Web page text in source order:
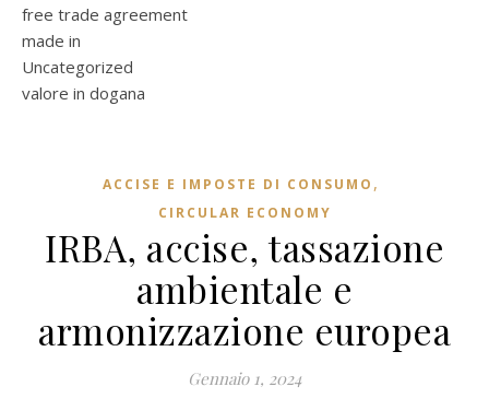
free trade agreement
made in
Uncategorized
valore in dogana
ACCISE E IMPOSTE DI CONSUMO ,
CIRCULAR ECONOMY
IRBA, accise, tassazione
ambientale e
armonizzazione europea
Gennaio 1, 2024